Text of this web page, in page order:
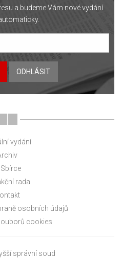
a budeme Vám nové vydání
ODHLÁSIT
vydání
Sbírce
rada
osobních údajů
cookies
správní soud